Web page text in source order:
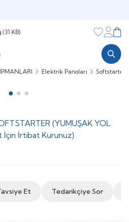
Favorilerim
Elektrik Panoları Softstarter
(YUMUŞAK YOL
İçin İrtibat Kurunuz)
Et Tedarikçiye Sor